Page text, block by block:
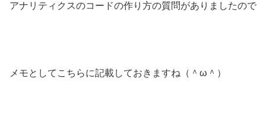
アナリティクスのコードの作り方の質問がありましたので
メモとしてこちらに記載しておきますね（＾ω＾）